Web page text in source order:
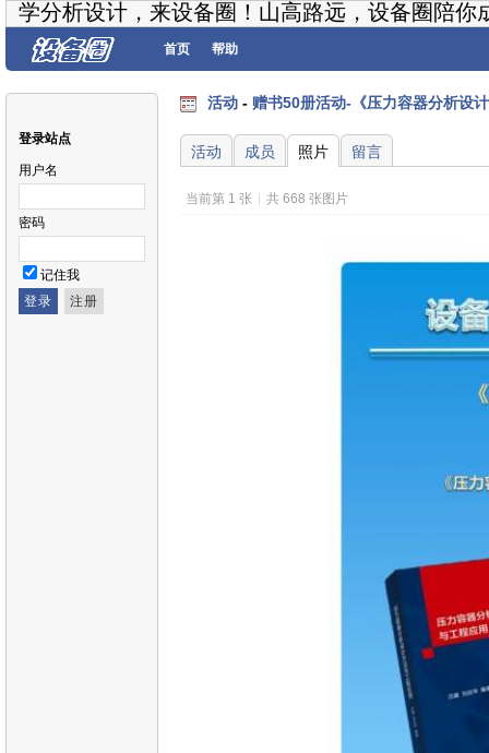
学分析设计，来设备圈！山高路远，设备圈陪你
首页 帮助
登录站点
用户名
密码
记住我
活动 - 赠书50册活动-《压力容器分析设
活动 成员 照片 留言
当前第 1 张 共 668 张图片